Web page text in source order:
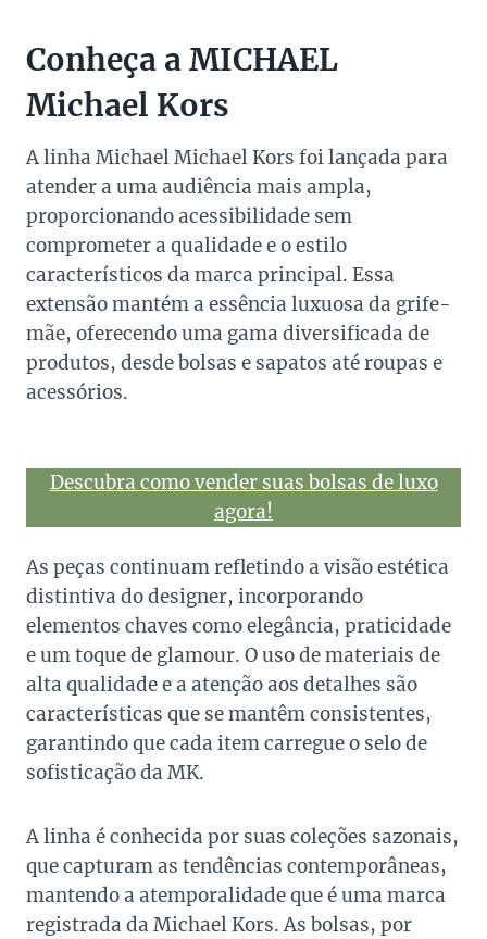
Conheça a MICHAEL
Michael Kors
A linha Michael Michael Kors foi lançada para
atender a uma audiência mais ampla,
proporcionando acessibilidade sem
comprometer a qualidade e o estilo
característicos da marca principal. Essa
extensão mantém a essência luxuosa da grife-
mãe, oferecendo uma gama diversificada de
produtos, desde bolsas e sapatos até roupas e
acessórios.
Descubra como vender suas bolsas de luxo
agora!
As peças continuam refletindo a visão estética
distintiva do designer, incorporando
elementos chaves como elegância, praticidade
e um toque de glamour. O uso de materiais de
alta qualidade e a atenção aos detalhes são
características que se mantêm consistentes,
garantindo que cada item carregue o selo de
sofisticação da MK.
A linha é conhecida por suas coleções sazonais,
que capturam as tendências contemporâneas,
mantendo a atemporalidade que é uma marca
registrada da Michael Kors. As bolsas, por